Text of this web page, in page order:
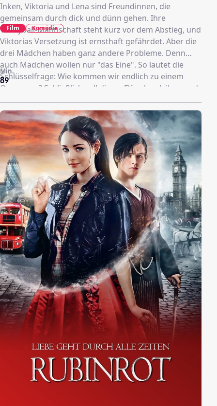
Inken, Viktoria und Lena sind Freundinnen, die
gemeinsam durch dick und dünn gehen. Ihre
Volleyball-Mannschaft steht kurz vor dem Abstieg, und
Viktorias Versetzung ist ernsthaft gefährdet. Aber die
drei Mädchen haben ganz andere Probleme. Denn
auch Mädchen wollen nur "das Eine". So lautet die
Schlüsselfrage: Wie kommen wir endlich zu einem
Orgasmus? Schließlich soll dieser Flügel verleihen und
der Grundstein zu jeglichem Erfolg sein...
89
Min.
Film Komödie